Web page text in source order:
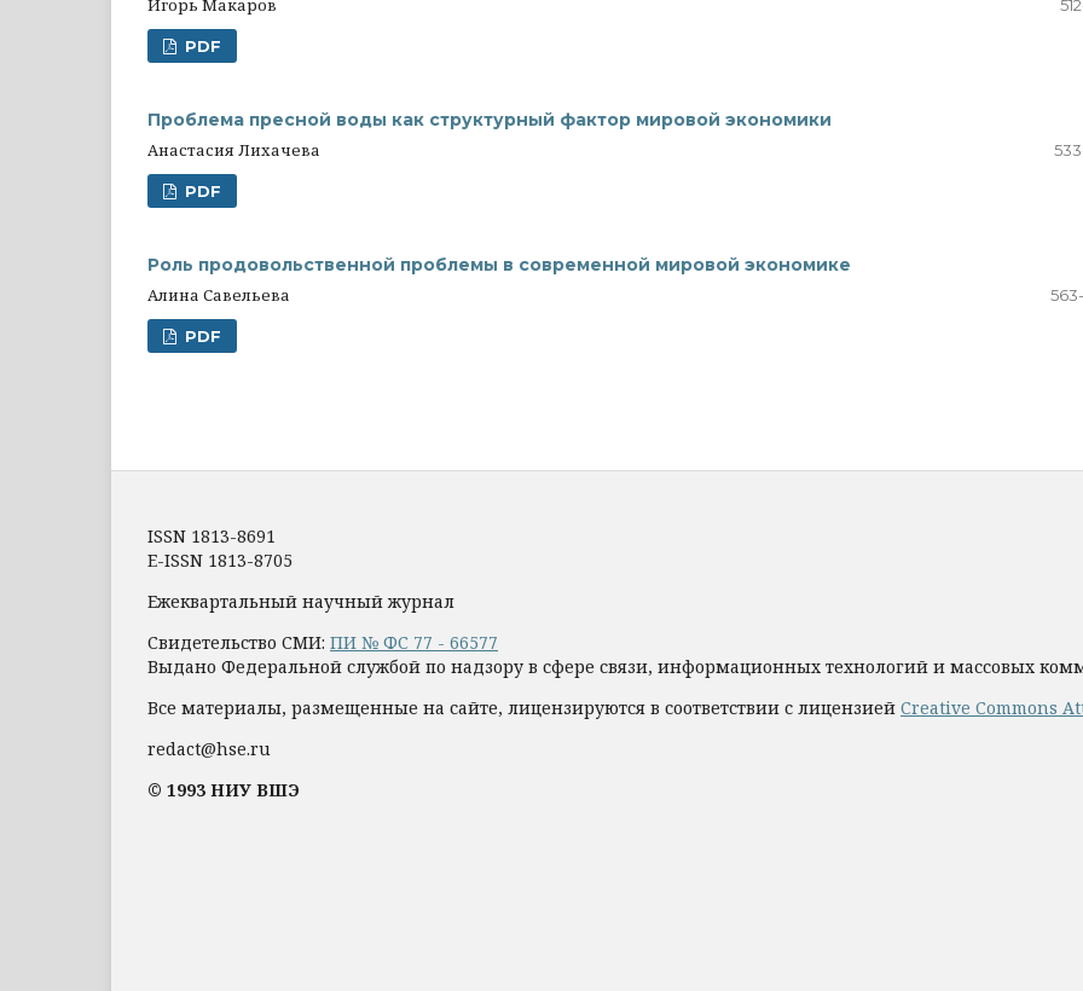
Игорь Макаров
PDF
Проблема пресной воды как структурный фактор мировой экономики
Анастасия Лихачева
PDF
Роль продовольственной проблемы в современной мировой экономике
Алина Савельева
PDF
ISSN 1813-8691
E-ISSN 1813-8705
Ежеквартальный научный журнал
Свидетельство СМИ: ПИ № ФС 77 - 66577
Выдано Федеральной службой по надзору в сфере связи, информационных технологий и массовых
Все материалы, размещенные на сайте, лицензируются в соответствии с лицензией Creative Commons
redact@hse.ru
© 1993 НИУ ВШЭ